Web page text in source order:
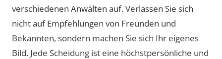
verschiedenen Anwälten auf. Verlassen Sie sich
nicht auf Empfehlungen von Freunden und
Bekannten, sondern machen Sie sich Ihr eigenes
Bild. Jede Scheidung ist eine höchstpersönliche und